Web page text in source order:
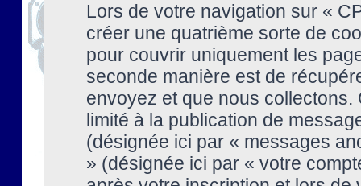
Lors de votre navigation sur «
créer une quatrième sorte de
pour couvrir uniquement les
seconde manière est de
envoyez et que nous collectons.
limité à la publication de
(désignée ici par « messages
» (désignée ici par « votre